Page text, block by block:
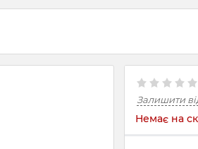
Залишити
Немає на